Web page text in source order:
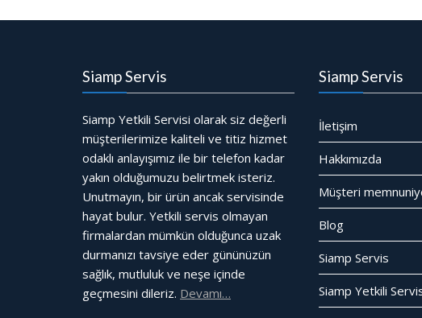
Siamp Servis
Siamp Yetkili Servisi olarak siz değerli
müşterilerimize kaliteli ve titiz hizmet
odaklı anlayışımız ile bir telefon kadar
yakın olduğumuzu belirtmek isteriz.
Unutmayın, bir ürün ancak servisinde
hayat bulur. Yetkili servis olmayan
firmalardan mümkün olduğunca uzak
durmanızı tavsiye eder gününüzün
sağlık, mutluluk ve neşe içinde
geçmesini dileriz. Devamı…
Siamp Servis
İletişim
Hakkımızda
Müşteri
Blog
Siamp Servis
Siamp Yetkili